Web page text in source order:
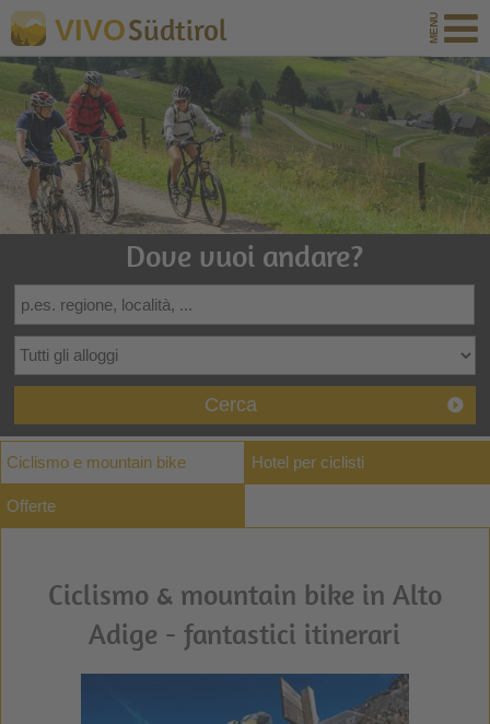
VIVOSüdtirol
Dove vuoi andare?
Cerca
Ciclismo e mountain bike Hotel per ciclisti
Offerte
Ciclismo & mountain bike in Alto
Adige - fantastici itinerari